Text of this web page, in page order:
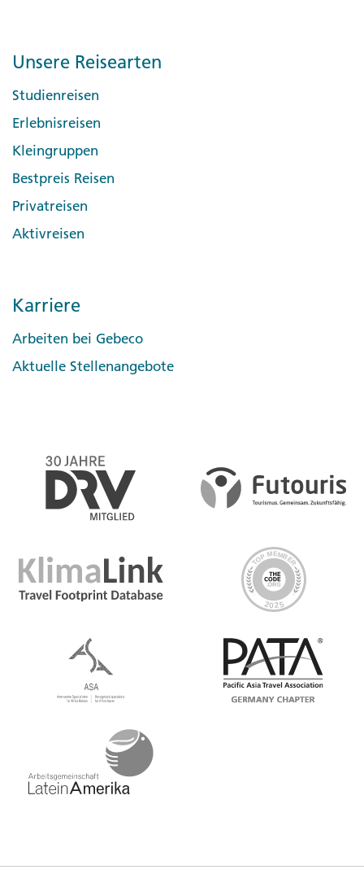
Unsere Reisearten
Studienreisen
Erlebnisreisen
Kleingruppen
Bestpreis Reisen
Privatreisen
Aktivreisen
Karriere
Arbeiten bei Gebeco
Aktuelle Stellenangebote